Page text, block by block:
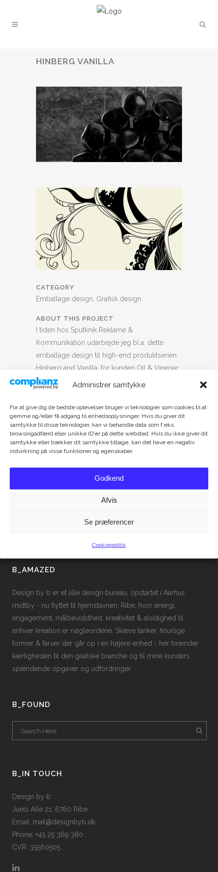
Administrer samtykke
For at give dig de bedste oplevelser bruger vi teknologier som cookies til at
gemme og/eller få adgang til enhedsoplysninger. Hvis du giver dit
samtykke til disse teknologier, kan vi behandle data som f.eks.
browsingadfærd eller unikke ID'er på dette websted. Hvis du ikke giver dit
samtykke eller trækker dit samtykke tilbage, kan det have en negativ
indvirkning på visse funktioner og egenskaber.
Godkend
Afvis
Se præferencer
Cookiepolitik
HINBERG VANILLA
CATEGORY
Emballage design, Grafisk design
ABOUT THIS PROJECT
I tiden hos Sputknik Reklame &
Kommunikation udarbejde jeg bl.a. dette
emballage design til high-end produktserien
Hinberg and Vanilla, for kunden Oil & Vinegar.
ALMA by G, men de er stadig i trygge hænder
hos Design by b.
B_AMAZED
Design by b er et lille design bureau, opstartet i Aarhus
midtby - nu flyttet til hjemstavnen; Ribe, hvor energi,
engagement, målbevidsthed, kreativitet & alsidighed til
enhver kreation er nøgleordene. Skæve tanker, finurlige
former & farver der går op i en højere enhed - hér brænder
kærligheden til den grafiske branche og til mine kunders
spændende opgaver og udfordringer.
B_FOUND
B_IN TOUCH
Design by b
Juels Allé 21, 6760 Ribe
Email: mail@designbyb.dk
Phone: +45 25 369 380
CVR: 35560505